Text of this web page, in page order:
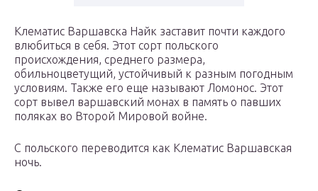
Клематис Варшавска Найк заставит почти каждого
влюбиться в себя. Этот сорт польского
происхождения, среднего размера,
обильноцветущий, устойчивый к разным погодным
условиям. Также его еще называют Ломонос. Этот
сорт вывел варшавский монах в память о павших
поляках во Второй Мировой войне.
С польского переводится как Клематис Варшавская
ночь.